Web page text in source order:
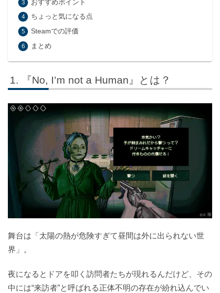
おすすめポイント
ちょっと気になる点
Steamでの評価
まとめ
『No, I’m not a Human』とは？
舞台は「太陽の熱が危険すぎて昼間は外に出られない世
界」。
夜になるとドアを叩く訪問者たちが現れるんだけど、その
中には“来訪者”と呼ばれる正体不明の存在が紛れ込んでい